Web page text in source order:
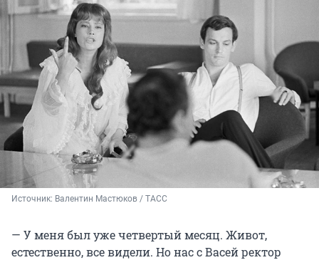
Источник: Валентин Мастюков / ТАСС
— У меня был уже четвертый месяц. Живот,
естественно, все видели. Но нас с Васей ректор